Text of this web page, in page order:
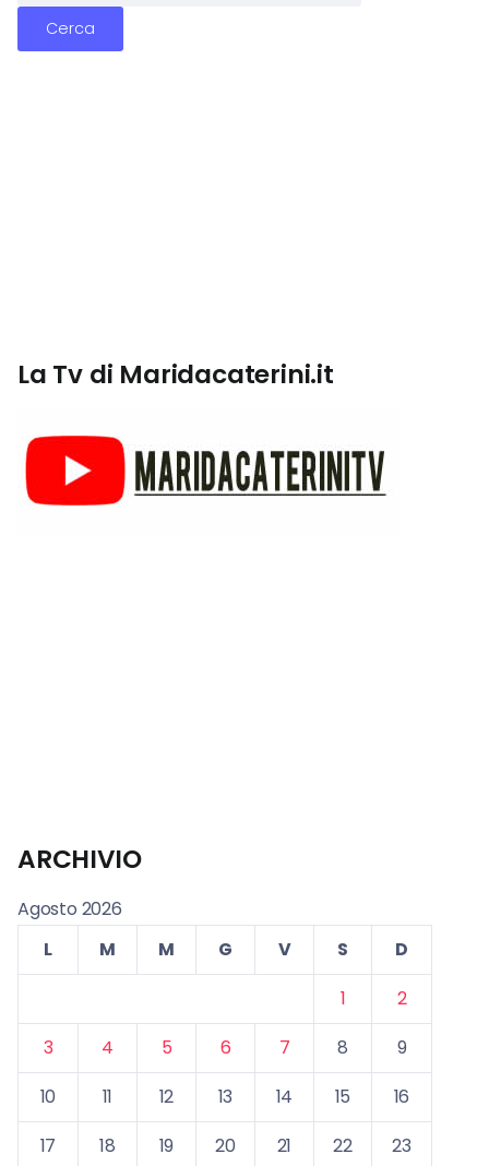
La Tv di Maridacaterini.it
ARCHIVIO
Agosto 2026
L
M M G V S
D
1
2
3
4 5 6 7 8
9
10
11 12 13 14 15
16
17
18 19 20 21 22 23